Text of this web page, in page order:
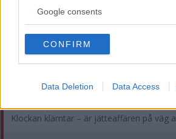
not limited to your visit or usage
use your data for below specified
consent section.
Google consents
CONFIRM
Data Deletion Data Access
Ny SM-medalj till skytten från Vimmerby
snöplig
MEST LÄST
BRANDSTATION
Klockan klämtar – är jätteaffären på väg